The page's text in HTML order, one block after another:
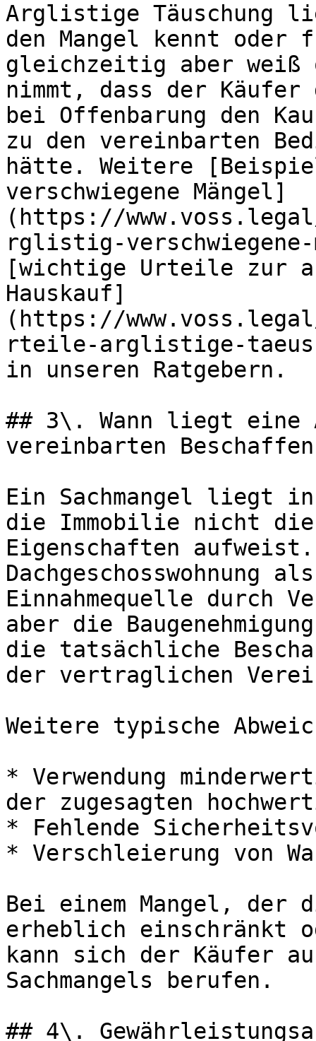
Arglistige Täuschung
den Mangel kennt
gleichzeitig aber
nimmt, dass der Käufer
bei Offenbarung den
zu den vereinbarten
hätte. Weitere
verschwiegene Mängel]
(https://
rglistig-
[wichtige Urteile zur
Hauskauf]
(https://
rteile-arglistige-
in unseren Ratgebern.
## 3\. Wann liegt eine
vereinbarten
Ein Sachmangel liegt
die Immobilie nicht die
Eigenschaften
Dachgeschosswohnung
Einnahmequelle durch
aber die
die tatsächliche
der vertraglichen
Weitere typische
* Verwendung
der zugesagten
* Fehlende
* Verschleierung von
Bei einem Mangel, der
erheblich einschränkt
kann sich der Käufer
Sachmangels berufen.
## 4\.